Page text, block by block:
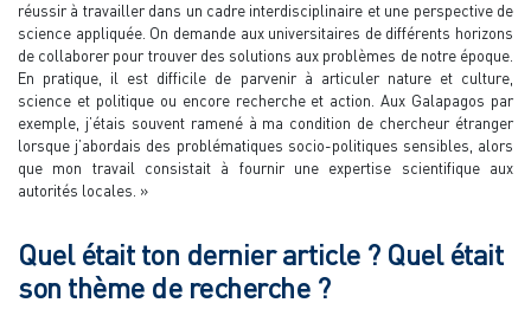
réussir à travailler dans un cadre interdisciplinaire et une perspective de
science appliquée. On demande aux universitaires de différents horizons
de collaborer pour trouver des solutions aux problèmes de notre époque.
En pratique, il est difficile de parvenir à articuler nature et culture,
science et politique ou encore recherche et action. Aux Galapagos par
exemple, j’étais souvent ramené à ma condition de chercheur étranger
lorsque j’abordais des problématiques socio-politiques sensibles, alors
que mon travail consistait à fournir une expertise scientifique aux
autorités locales. »
Quel était ton dernier article ? Quel était
son thème de recherche ?